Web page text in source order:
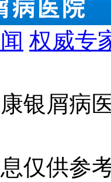
权威专
银屑病
仅供参